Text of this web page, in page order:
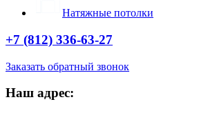
Натяжные потолки
+7 (812) 336-63-27
Заказать обратный звонок
Наш адрес: